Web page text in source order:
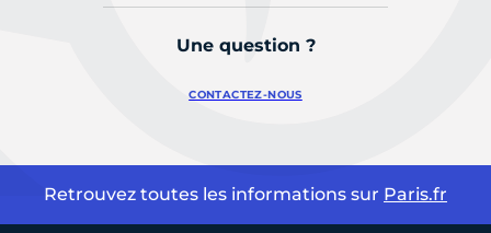
Une question ?
CONTACTEZ-NOUS
Retrouvez toutes les informations sur Paris.fr